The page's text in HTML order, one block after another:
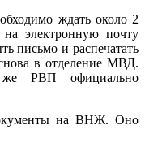
ждать около 2
электронную почту
письмо и распечатать
в отделение МВД.
РВП официально
на ВНЖ. Оно